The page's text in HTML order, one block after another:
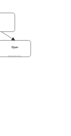
Врач
консультац.